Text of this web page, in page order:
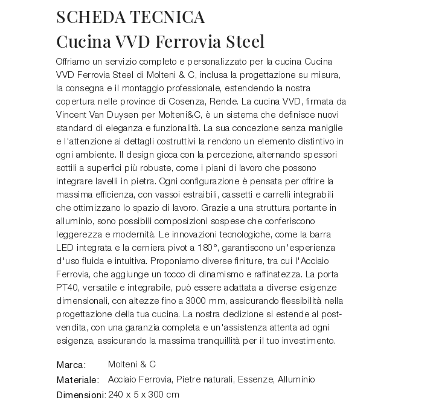
SCHEDA TECNICA
Cucina VVD Ferrovia Steel
Offriamo un servizio completo e personalizzato per la cucina Cucina
VVD Ferrovia Steel di Molteni & C, inclusa la progettazione su misura,
la consegna e il montaggio professionale, estendendo la nostra
copertura nelle province di Cosenza, Rende. La cucina VVD, firmata da
Vincent Van Duysen per Molteni&C, è un sistema che definisce nuovi
standard di eleganza e funzionalità. La sua concezione senza maniglie
e l'attenzione ai dettagli costruttivi la rendono un elemento distintivo in
ogni ambiente. Il design gioca con la percezione, alternando spessori
sottili a superfici più robuste, come i piani di lavoro che possono
integrare lavelli in pietra. Ogni configurazione è pensata per offrire la
massima efficienza, con vassoi estraibili, cassetti e carrelli integrabili
che ottimizzano lo spazio di lavoro. Grazie a una struttura portante in
alluminio, sono possibili composizioni sospese che conferiscono
leggerezza e modernità. Le innovazioni tecnologiche, come la barra
LED integrata e la cerniera pivot a 180°, garantiscono un'esperienza
d'uso fluida e intuitiva. Proponiamo diverse finiture, tra cui l'Acciaio
Ferrovia, che aggiunge un tocco di dinamismo e raffinatezza. La porta
PT40, versatile e integrabile, può essere adattata a diverse esigenze
dimensionali, con altezze fino a 3000 mm, assicurando flessibilità nella
progettazione della tua cucina. La nostra dedizione si estende al post-
vendita, con una garanzia completa e un'assistenza attenta ad ogni
esigenza, assicurando la massima tranquillità per il tuo investimento.
Marca: Molteni & C
Materiale: Acciaio Ferrovia, Pietre naturali, Essenze, Alluminio
Dimensioni: 240 x 5 x 300 cm